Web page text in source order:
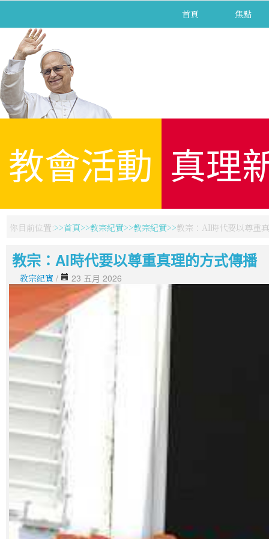
首頁 焦點
教會活動 真理
你目前位置: 首頁 教宗紀實 教宗紀實 教宗：AI時代要以尊重
教宗：AI時代要以尊重真理的方式傳播
教宗紀實 / 23 五月 2026